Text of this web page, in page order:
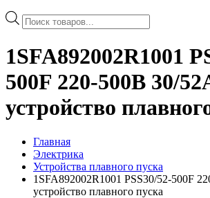
Поиск
товаров
1SFA892002R1001
500F 220-500В 30/
устройство
Главная
Электрика
Устройства плавного пуска
1SFA892002R1001 PSS30/52-500F
устройство плавного пуска